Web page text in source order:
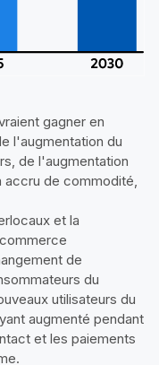
gagner en
l'augmentation du
de l'augmentation
accru de commodité,
et la
de
du
utilisateurs du
augmenté pendant
et les paiements